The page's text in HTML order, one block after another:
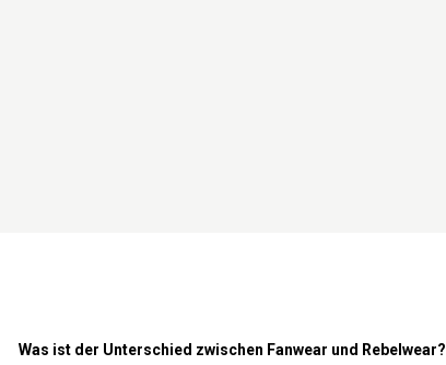
Was ist der Unterschied zwischen Fanwear und Rebelwear?